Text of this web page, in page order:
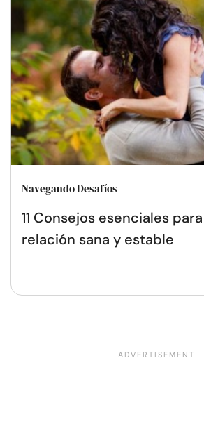
Navegando Desafíos
11 Consejos esenciales
relación sana y estable